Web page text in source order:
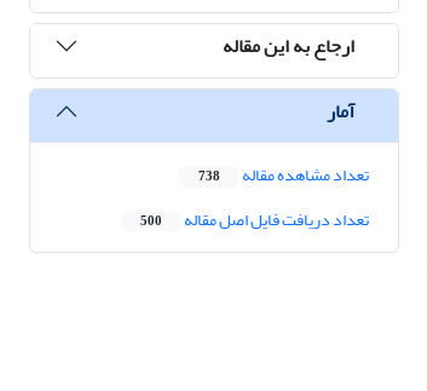
ارجاع به این مقاله
آمار
تعداد مشاهده مقاله 738
تعداد دریافت فایل اصل مقاله 500